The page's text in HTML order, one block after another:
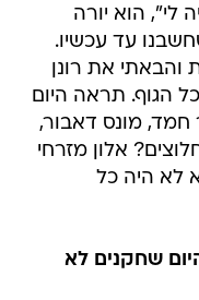
הוא יורה
עד עכשיו.
והבאתי את רונן
הגוף. תראה היום
חמד, מונס דאבור,
אלון מזרחי
לא היה כל
שחקנים לא